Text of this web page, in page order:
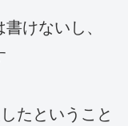
けないし、
たということ